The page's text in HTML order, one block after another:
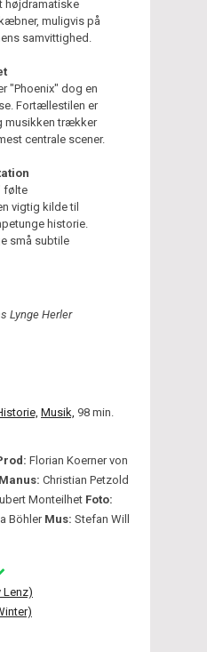
højdramatiske
muligvis på
samvittighed.
"Phoenix" dog en
Fortællestilen er
musikken trækker
centrale scener.
følte
vigtig kilde til
historie.
små subtile
Lynge Herler
Musik, 98 min.
Florian Koerner von
Manus: Christian Petzold
Monteilhet Foto:
Böhler Mus: Stefan Will
Lenz)